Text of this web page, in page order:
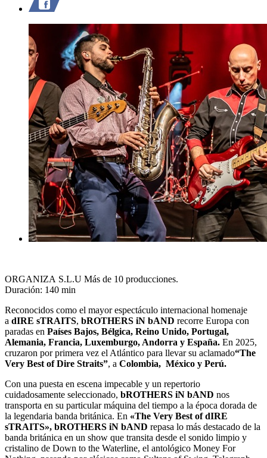
ORGANIZA S.L.U Más de 10 producciones.
Duración: 140 min
Reconocidos como el mayor espectáculo internacional homenaje
a dIRE sTRAITS, bROTHERS iN bAND recorre Europa con
paradas en Países Bajos, Bélgica, Reino Unido, Portugal,
Alemania, Francia, Luxemburgo, Andorra y España. En 2025,
cruzaron por primera vez el Atlántico para llevar su aclamado“The
Very Best of Dire Straits”, a Colombia, México y Perú.
Con una puesta en escena impecable y un repertorio
cuidadosamente seleccionado, bROTHERS iN bAND nos
transporta en su particular máquina del tiempo a la época dorada de
la legendaria banda británica. En «The Very Best of dIRE
sTRAITS», bROTHERS iN bAND repasa lo más destacado de la
banda británica en un show que transita desde el sonido limpio y
cristalino de Down to the Waterline, el antológico Money For